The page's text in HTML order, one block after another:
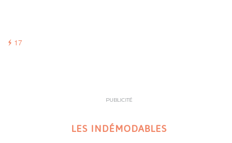
17
PUBLICITÉ
LES INDÉMODABLES